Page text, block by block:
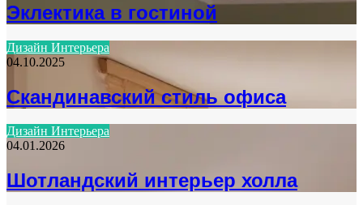
Эклектика в гостиной
Дизайн Интерьера
04.10.2025
Скандинавский стиль офиса
Дизайн Интерьера
04.01.2026
Шотландский интерьер холла